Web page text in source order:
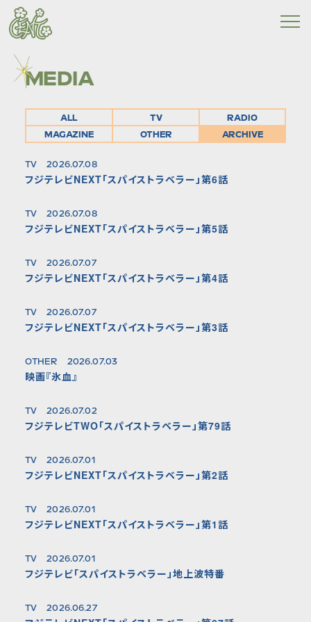
MEDIA
ALL TV
RADIO
MAGAZINE
OTHER ARCHIVE
TV 2026.07.08
フジテレビNEXT「スパイストラベラー」第6話
TV 2026.07.08
フジテレビNEXT「スパイストラベラー」第5話
TV 2026.07.07
フジテレビNEXT「スパイストラベラー」第4話
TV 2026.07.07
フジテレビNEXT「スパイストラベラー」第3話
OTHER 2026.07.03
映画『氷血』
TV 2026.07.02
フジテレビTWO「スパイストラベラー」第79話
TV 2026.07.01
フジテレビNEXT「スパイストラベラー」第2話
TV 2026.07.01
フジテレビNEXT「スパイストラベラー」第1話
TV 2026.07.01
フジテレビ「スパイストラベラー」地上波特番
TV 2026.06.27